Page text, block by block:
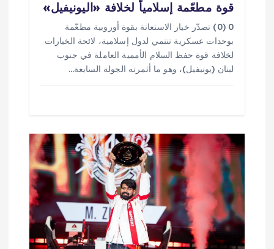
قوة مطعّمة إسلامياً لخلافة «اليونيفيل»
0 (0) تصدّر خيار الاستعانة بقوة أوروبية مطعّمة
بوحدات عسكرية تنتمي لدول إسلامية، لائحة الخيارات
لخلافة قوة حفظ السلام الأممية العاملة في جنوب
لبنان (يونيفيل)، وهو ما أثمرته الجولة السابعة…